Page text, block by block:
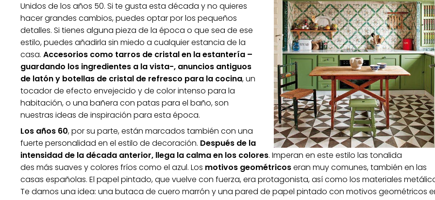
Unidos de los años 50. Si te gusta esta década y no quieres
hacer grandes cambios, puedes optar por los pequeños
detalles. Si tienes alguna pieza de la época o que sea de ese
estilo, puedes añadirla sin miedo a cualquier estancia de la
casa. Accesorios como tarros de cristal en la estantería –
guardando los ingredientes a la vista-, anuncios antiguos
de latón y botellas de cristal de refresco para la cocina, un
tocador de efecto envejecido y de color intenso para la
habitación, o una bañera con patas para el baño, son
nuestras ideas de inspiración para esta época.
Los años 60, por su parte, están marcados también con una
fuerte personalidad en el estilo de decoración. Después de la
intensidad de la década anterior, llega la calma en los colores. Imperan en este estilo las tonalida
des más suaves y colores fríos como el azul. Los motivos geométricoseran muy comunes, también en las
casas españolas. El papel pintado, que vuelve con fuerza, era protagonista, así como los materiales
Te damos una idea: una butaca de cuero marrón y una pared de papel pintado con motivos geométricos